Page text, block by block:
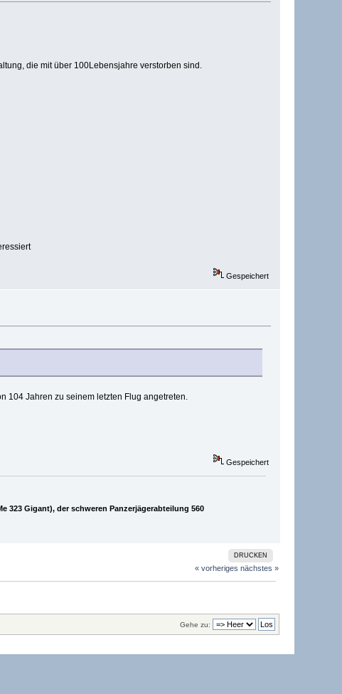
die mit über 100Lebensjahre verstorben sind.
Gespeichert
104 Jahren zu seinem letzten Flug angetreten.
Gespeichert
323 Gigant), der schweren Panzerjägerabteilung 560
DRUCKEN
« vorheriges nächstes »
Gehe zu: